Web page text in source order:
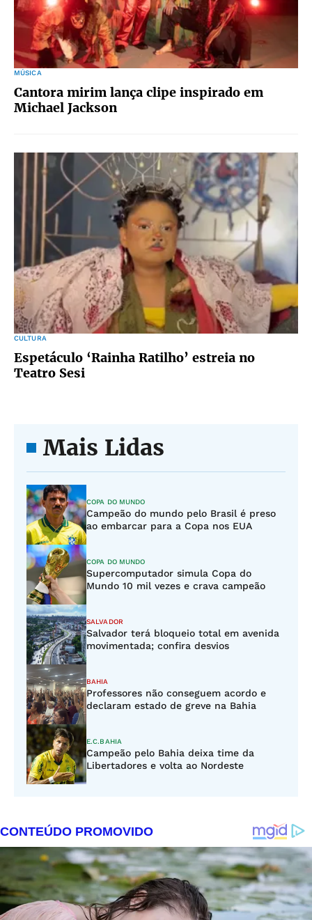
MÚSICA
Cantora mirim lança clipe inspirado em
Michael Jackson
CULTURA
Espetáculo ‘Rainha Ratilho’ estreia no
Teatro Sesi
Mais Lidas
COPA DO MUNDO
Campeão do mundo pelo Brasil é preso
ao embarcar para a Copa nos EUA
COPA DO MUNDO
Supercomputador simula Copa do
Mundo 10 mil vezes e crava campeão
SALVADOR
Salvador terá bloqueio total em avenida
movimentada; confira desvios
BAHIA
Professores não conseguem acordo e
declaram estado de greve na Bahia
E.C.BAHIA
Campeão pelo Bahia deixa time da
Libertadores e volta ao Nordeste